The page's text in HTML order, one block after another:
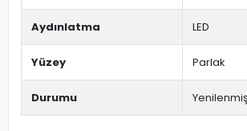
Aydınlatma LED
Yüzey Parlak
Durumu Yenilenmiş